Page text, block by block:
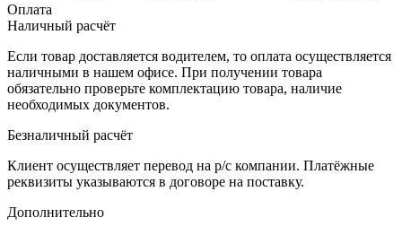
Оплата
Наличный расчёт
Если товар доставляется водителем, то оплата осуществляется
наличными в нашем офисе. При получении товара
обязательно проверьте комплектацию товара, наличие
необходимых документов.
Безналичный расчёт
Клиент осуществляет перевод на р/с компании. Платёжные
реквизиты указываются в договоре на поставку.
Дополнительно